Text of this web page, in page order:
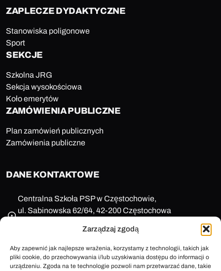
Zarządzaj zgodą
Aby zapewnić jak najlepsze wrażenia, korzystamy z technologii, takich jak
pliki cookie, do przechowywania i/lub uzyskiwania dostępu do informacji o
urządzeniu. Zgoda na te technologie pozwoli nam przetwarzać dane, takie
ZAPLECZE DYDAKTYCZNE
Stanowiska poligonowe
Sport
SEKCJE
Szkolna JRG
Sekcja wysokościowa
Koło emerytów
ZAMÓWIENIA PUBLICZNE
Plan zamówień publicznych
Zamówienia publiczne
DANE KONTAKTOWE
Centralna Szkoła PSP w Częstochowie,
ul. Sabinowska 62/64, 42-200 Częstochowa
REGON: 150123657
+48 47 85 86 100
sekretariat@cspsp.pl